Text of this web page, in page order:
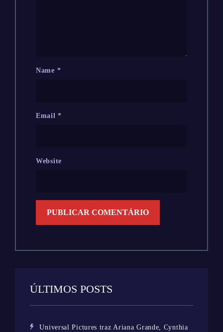
Name *
Email*
Website
ÚLTIMOS POSTS
Universal Pictures traz Ariana Grande, Cynthia